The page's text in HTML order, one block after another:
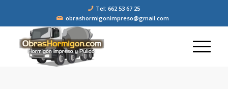
Tel: 662 53 67 25
obrashormigonimpreso@gmail.com